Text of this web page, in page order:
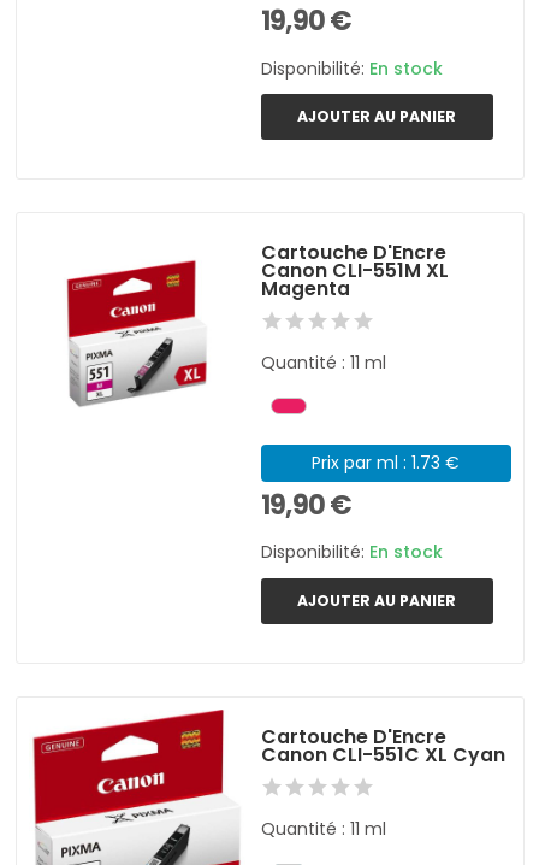
19,90 €
Disponibilité: En stock
AJOUTER AU PANIER
Cartouche D'Encre
Canon CLI-551M XL
Magenta
Quantité : 11 ml
Prix par ml : 1.73 €
19,90 €
Disponibilité: En stock
AJOUTER AU PANIER
Cartouche D'Encre
Canon CLI-551C XL Cyan
Quantité : 11 ml